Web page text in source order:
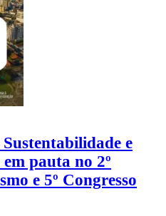
e
pauta no 2º
e 5º Congresso